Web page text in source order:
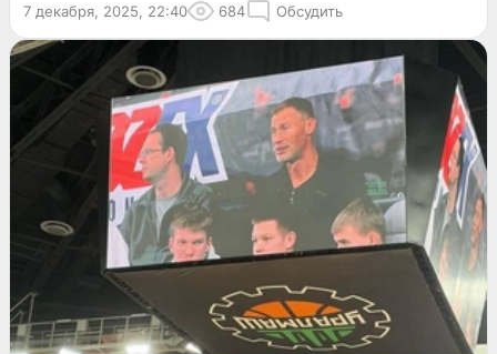
7 декабря, 2025, 22:40 684 Обсудить